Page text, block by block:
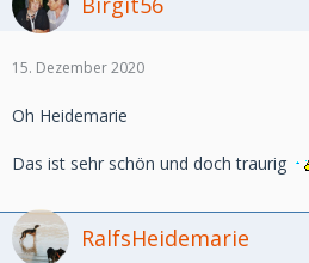
15. Dezember 2020
Oh Heidemarie
Das ist sehr schön und doch traurig
RalfsHeidemarie